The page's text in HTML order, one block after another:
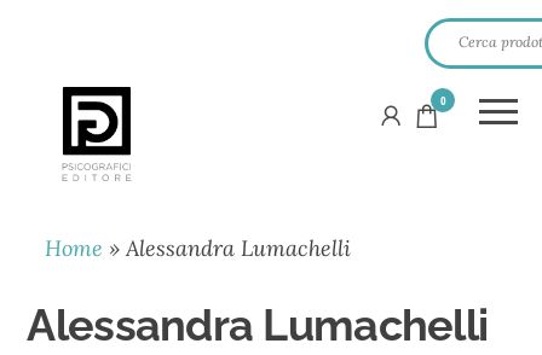
PSICOGRAFICI
EDITORE
0
Home »Alessandra Lumachelli
Alessandra Lumachelli